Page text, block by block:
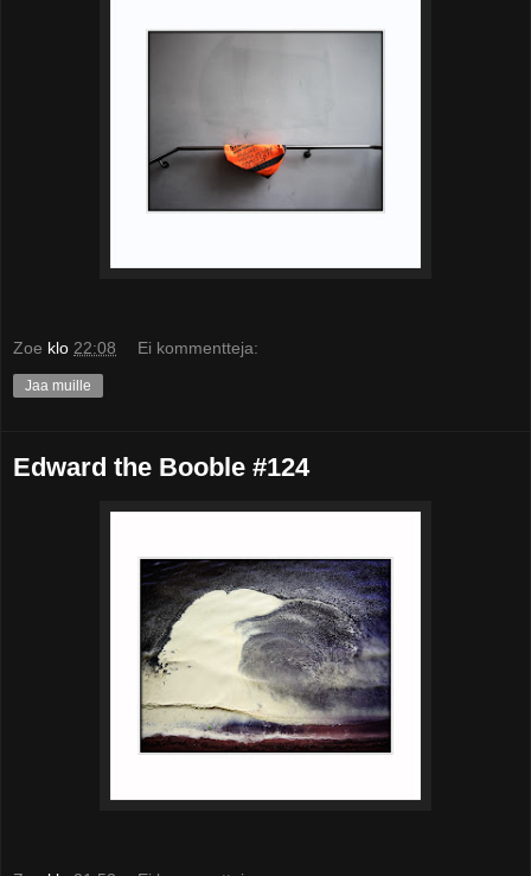
Zoe klo 22:08 Ei kommentteja:
Jaa muille
Edward the Booble #124